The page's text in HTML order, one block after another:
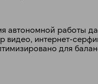
автономной работы
интернет-
для